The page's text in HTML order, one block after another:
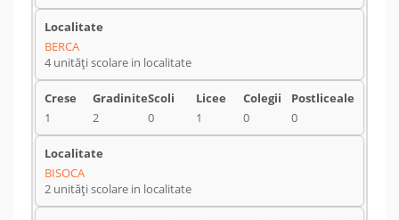
BERCA
4 unități scolare in localitate
1 2 0 1 0 0
BISOCA
2 unități scolare in localitate